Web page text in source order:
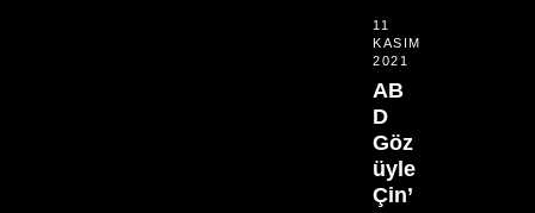
11
KASIM
2021
AB
D
Göz
üyle
Çin’